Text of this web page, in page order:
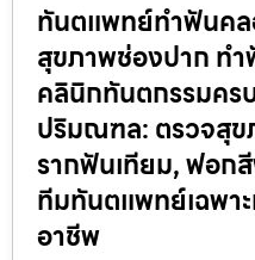
ทันตแพทย์ทำฟันคล
สุขภาพช่องปาก ท
คลินิกทันตกรรมคร
ปริมณฑล: ตรวจสุ
รากฟันเทียม, ฟอก
ทีมทันตแพทย์เฉพา
อาชีพ